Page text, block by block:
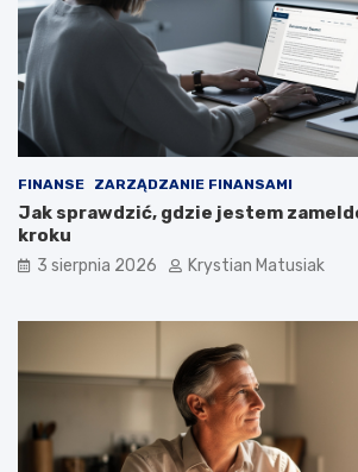
FINANSE ZARZĄDZANIE FINANSAMI
Jak sprawdzić, gdzie jestem
kroku
3 sierpnia 2026 Krystian Matusiak